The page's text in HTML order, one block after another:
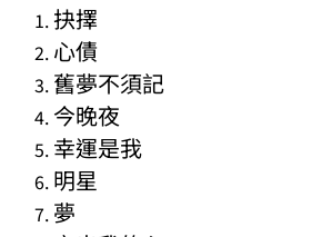
抉擇
心債
舊夢不須記
今晚夜
幸運是我
明星
夢